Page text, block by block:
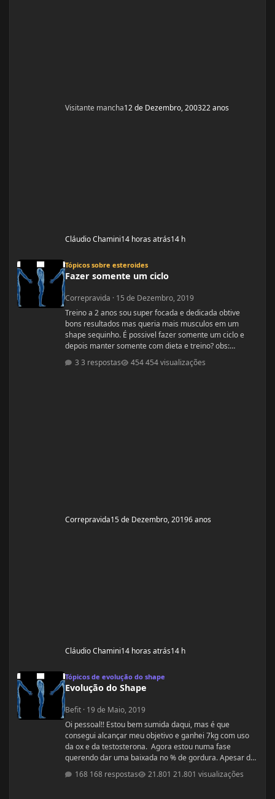
Visitante mancha12 de Dezembro, 200322 anos
Cláudio Chamini14 horas atrás14 h
Tópicos sobre esteroides
Fazer somente um ciclo
Correpravida · 15 de Dezembro, 2019
Treino a 2 anos sou super focada e dedicada obtive
bons resultados mas queria mais musculos em um
shape sequinho. É possivel fazer somente um ciclo e
depois manter somente com dieta e treino? obs:
desculpe se ja tiver esse tópico, procurei mais não
encontrei
3 respostas 454 visualizações
Correpravida15 de Dezembro, 20196 anos
Cláudio Chamini14 horas atrás14 h
Tópicos de evolução do shape
Evolução do Shape
Befit · 19 de Maio, 2019
Oi pessoal!! Estou bem sumida daqui, mas é que
consegui alcançar meu objetivo e ganhei 7kg com uso
da ox e da testosterona. Agora estou numa fase
querendo dar uma baixada no % de gordura. Apesar de
estudar nutrição e saber exatamente o que devo fazer,
gostaria de compartilhamento de treinos e talvez
168 respostas 21.801 visualizações